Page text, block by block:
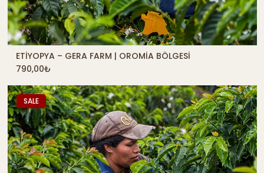
QUICK SHOP
ETIYOPYA – GERA FARM | OROMIA BÖLGESI
790,00₺
SALE